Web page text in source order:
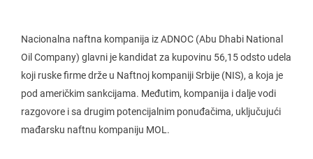
Nacionalna naftna kompanija iz ADNOC (Abu Dhabi National
Oil Company) glavni je kandidat za kupovinu 56,15 odsto udela
koji ruske firme drže u Naftnoj kompaniji Srbije (NIS), a koja je
pod američkim sankcijama. Međutim, kompanija i dalje vodi
razgovore i sa drugim potencijalnim ponuđačima, uključujući
mađarsku naftnu kompaniju MOL.